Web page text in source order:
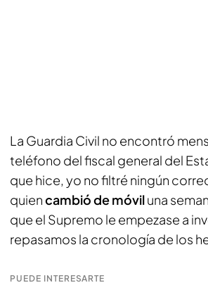
La Guardia Civil no encontró
teléfono del fiscal general del
que hice, yo no filtré ningún
quiencambió de móviluna
que el Supremo le empezase a
repasamos la cronología de los
PUEDE INTERESARTE